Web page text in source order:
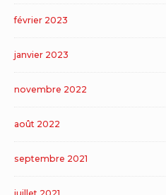
février 2023
janvier 2023
novembre 2022
août 2022
septembre 2021
juillet 2021